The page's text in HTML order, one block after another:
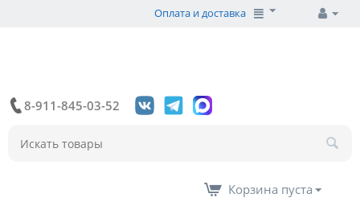
Оплата и доставка
8-911-845-03-52
Корзина пуста